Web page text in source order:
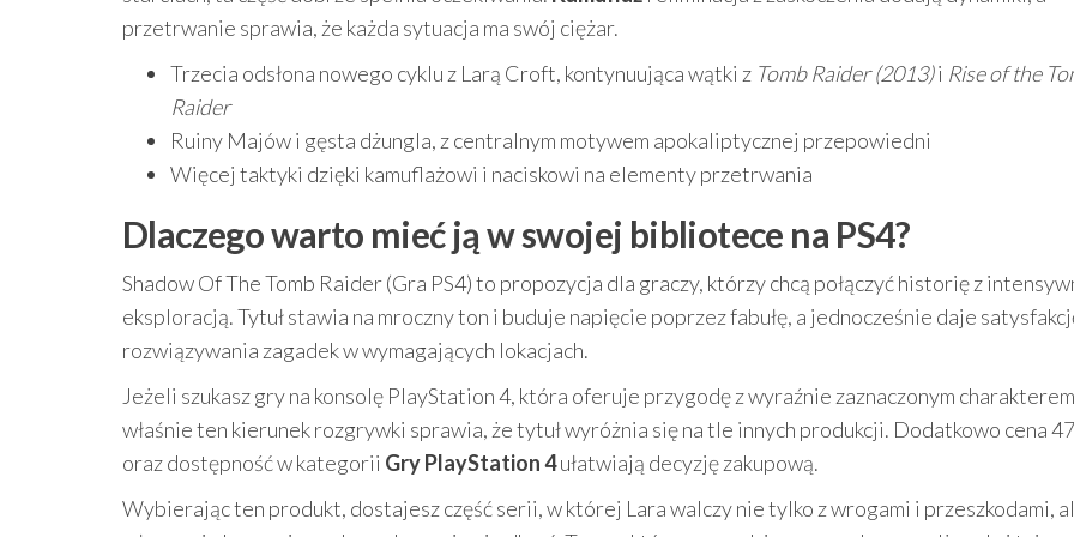
przetrwanie sprawia, że każda sytuacja ma swój ciężar.
Trzecia odsłona nowego cyklu z Larą Croft, kontynuująca wątki z Tomb Raider (2013)i Rise of the
Raider
Ruiny Majów i gęsta dżungla, z centralnym motywem apokaliptycznej przepowiedni
Więcej taktyki dzięki kamuflażowi i naciskowi na elementy przetrwania
Dlaczego warto mieć ją w swojej bibliotece na PS4?
Shadow Of The Tomb Raider (Gra PS4) to propozycja dla graczy, którzy chcą połączyć historię z
eksploracją. Tytuł stawia na mroczny ton i buduje napięcie poprzez fabułę, a jednocześnie daje
rozwiązywania zagadek w wymagających lokacjach.
Jeżeli szukasz gry na konsolę PlayStation 4, która oferuje przygodę z wyraźnie zaznaczonym
właśnie ten kierunek rozgrywki sprawia, że tytuł wyróżnia się na tle innych produkcji. Dodatkowo cena
oraz dostępność w kategorii Gry PlayStation 4ułatwiają decyzję zakupową.
Wybierając ten produkt, dostajesz część serii, w której Lara walczy nie tylko z wrogami i przeszkodami,